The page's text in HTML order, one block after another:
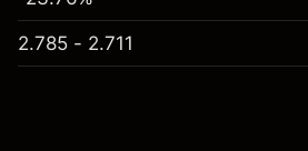
2.711 - 2.785